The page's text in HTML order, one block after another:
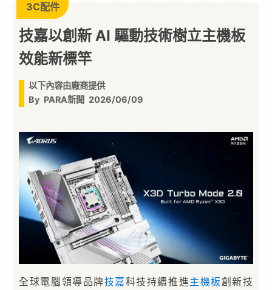
3C配件
技嘉以創新 AI 驅動技術樹立主機板
效能新標竿
以下內容由廠商提供
By PARA新聞 2026/06/09
全球電腦領導品牌技嘉科技持續推進主機板創新技